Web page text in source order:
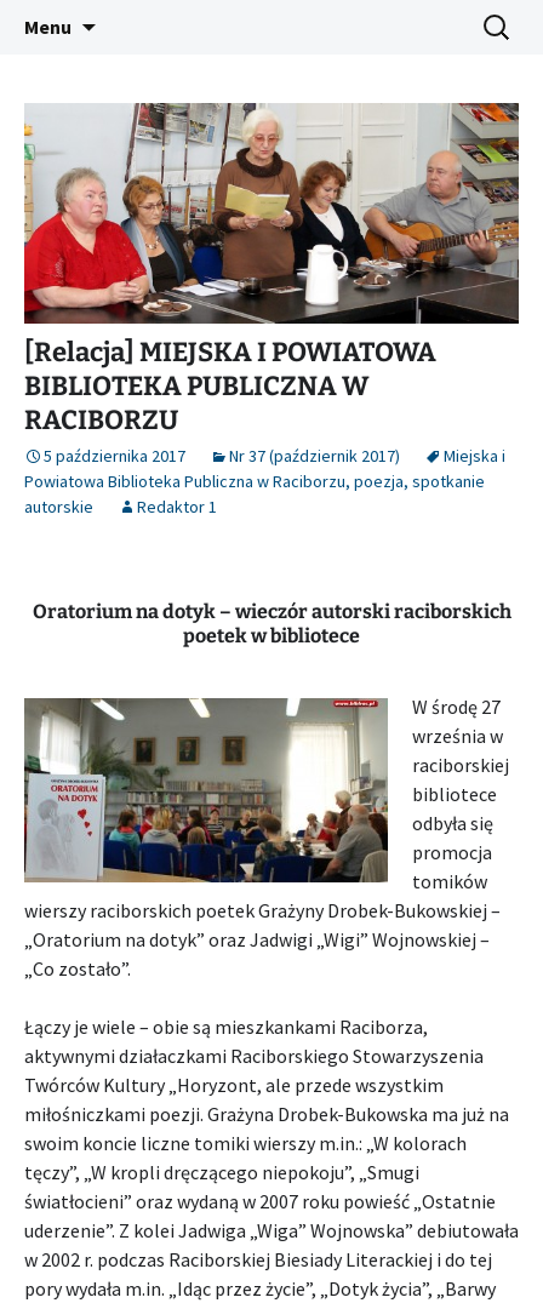
Śląski Pegaz
Platforma inicjatyw bibliotecznych
Menu Szukaj:
[Relacja] MIEJSKA I POWIATOWA
BIBLIOTEKA PUBLICZNA W
RACIBORZU
5 października 2017 Nr 37 (październik 2017)
Miejska i
Powiatowa Biblioteka Publiczna w Raciborzu, poezja, spotkanie
autorskie
Redaktor 1
Oratorium na dotyk – wieczór autorski raciborskich
poetek w bibliotece
W środę 27
września w
raciborskiej
bibliotece
odbyła się
promocja
tomików
wierszy raciborskich poetek Grażyny Drobek-Bukowskiej –
„Oratorium na dotyk” oraz Jadwigi „Wigi” Wojnowskiej –
„Co zostało”.
Łączy je wiele – obie są mieszkankami Raciborza,
aktywnymi działaczkami Raciborskiego Stowarzyszenia
Twórców Kultury „Horyzont, ale przede wszystkim
miłośniczkami poezji. Grażyna Drobek-Bukowska ma już na
swoim koncie liczne tomiki wierszy m.in.: „W kolorach
tęczy”, „W kropli dręczącego niepokoju”, „Smugi
światłocieni” oraz wydaną w 2007 roku powieść „Ostatnie
uderzenie”. Z kolei Jadwiga „Wiga” Wojnowska” debiutowała
w 2002 r. podczas Raciborskiej Biesiady Literackiej i do tej
pory wydała m.in. „Idąc przez życie”, „Dotyk życia”, „Barwy